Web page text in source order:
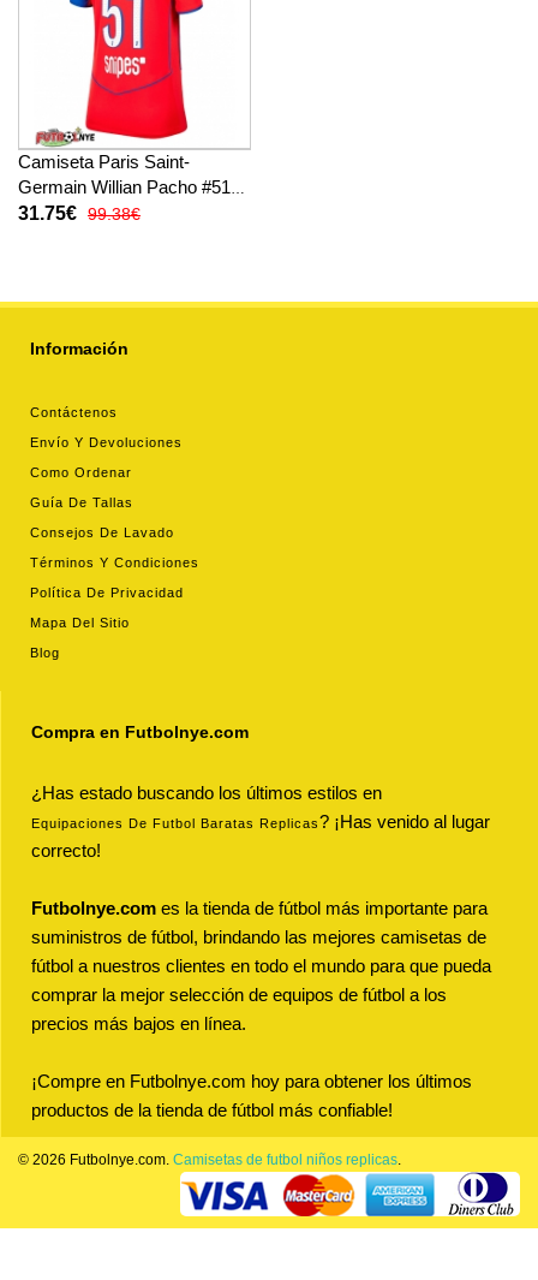
Camiseta Paris Saint-
Germain Willian Pacho #51
Tercera Equipación para
31.75€ 99.38€
Información
Contáctenos
Envío Y Devoluciones
Como Ordenar
Guía De Tallas
Consejos De Lavado
Términos Y Condiciones
Política De Privacidad
Mapa Del Sitio
Blog
Compra en Futbolnye.com
¿Has estado buscando los últimos estilos en
Equipaciones De Futbol Baratas Replicas? ¡Has venido al lugar
correcto!
Futbolnye.com es la tienda de fútbol más importante para
suministros de fútbol, brindando las mejores camisetas de
fútbol a nuestros clientes en todo el mundo para que pueda
comprar la mejor selección de equipos de fútbol a los
precios más bajos en línea.
¡Compre en Futbolnye.com hoy para obtener los últimos
productos de la tienda de fútbol más confiable!
© 2026 Futbolnye.com. Camisetas de futbol niños replicas.